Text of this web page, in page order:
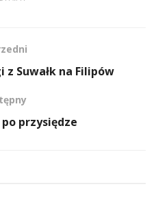
Suwałk na Filipów
przysiędze